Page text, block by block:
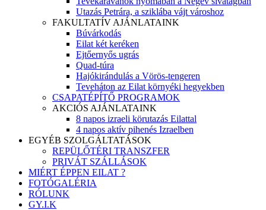
Utazás Petrára, a sziklába vájt városhoz
FAKULTATÍV AJÁNLATAINK
Búvárkodás
Eilat két keréken
Ejtőernyős ugrás
Quad-túra
Hajókirándulás a Vörös-tengeren
Teveháton az Eilat környéki hegyekben
CSAPATÉPÍTŐ PROGRAMOK
AKCIÓS AJÁNLATAINK
8 napos izraeli körutazás Eilattal
4 napos aktív pihenés Izraelben
EGYÉB SZOLGÁLTATÁSOK
REPÜLŐTÉRI TRANSZFER
PRIVÁT SZÁLLÁSOK
MIÉRT ÉPPEN EILAT ?
FOTÓGALÉRIA
RÓLUNK
GY.I.K